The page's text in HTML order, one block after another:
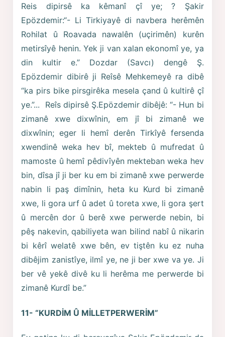
Reis dipirsê ka kêmanî çî ye; ? Şakir
Epözdemir:“- Li Tirkiyayê di navbera herêmên
Rohilat û Roavada nawalên (uçirimên) kurên
metirsîyê henin. Yek ji van xalan ekonomî ye, ya
din kultir e.” Dozdar (Savcı) dengê Ş.
Epözdemir dibirê ji Reîsê Mehkemeyê ra dibê
“ka pirs bike pirsgirêka mesela çand û kultirê çî
ye.”... Reîs dipirsê Ş.Epözdemir dibêjê: “- Hun bi
zimanê xwe dixwînin, em jî bi zimanê we
dixwînin; eger li hemî derên Tirkîyê fersenda
xwendinê weka hev bî, mekteb û mufredat û
mamoste û hemî pêdivîyên mekteban weka hev
bin, dîsa jî ji ber ku em bi zimanê xwe perwerde
nabin li paş dimînin, heta ku Kurd bi zimanê
xwe, li gora urf û adet û toreta xwe, li gora şert
û mercên dor û berê xwe perwerde nebin, bi
pêş nakevin, qabiliyeta wan bilind nabî û nikarin
bi kêrî welatê xwe bên, ev tiştên ku ez nuha
dibêjim zanistîye, ilmî ye, ne ji ber xwe va ye. Ji
ber vê yekê divê ku li herêma me perwerde bi
zimanê Kurdî be.”
11- “KURDİM Û MİLLETPERWERİM”